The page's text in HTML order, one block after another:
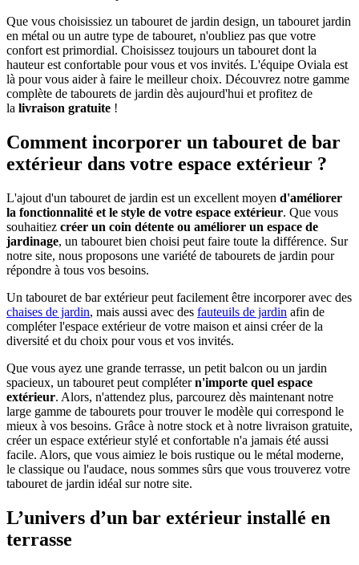
Que vous choisissiez un tabouret de jardin design, un tabouret jardin
en métal ou un autre type de tabouret, n'oubliez pas que votre
confort est primordial. Choisissez toujours un tabouret dont la
hauteur est confortable pour vous et vos invités. L'équipe Oviala est
là pour vous aider à faire le meilleur choix. Découvrez notre gamme
complète de tabourets de jardin dès aujourd'hui et profitez de
la livraison gratuite !
Comment incorporer un tabouret de bar
extérieur dans votre espace extérieur ?
L'ajout d'un tabouret de jardin est un excellent moyen d'améliorer
la fonctionnalité et le style de votre espace extérieur. Que vous
souhaitiez créer un coin détente ou améliorer un espace de
jardinage, un tabouret bien choisi peut faire toute la différence. Sur
notre site, nous proposons une variété de tabourets de jardin pour
répondre à tous vos besoins.
Un tabouret de bar extérieur peut facilement être incorporer avec des
chaises de jardin, mais aussi avec des fauteuils de jardin afin de
compléter l'espace extérieur de votre maison et ainsi créer de la
diversité et du choix pour vous et vos invités.
Que vous ayez une grande terrasse, un petit balcon ou un jardin
spacieux, un tabouret peut complétern'importe quel espace
extérieur. Alors, n'attendez plus, parcourez dès maintenant notre
large gamme de tabourets pour trouver le modèle qui correspond le
mieux à vos besoins. Grâce à notre stock et à notre livraison gratuite,
créer un espace extérieur stylé et confortable n'a jamais été aussi
facile. Alors, que vous aimiez le bois rustique ou le métal moderne,
le classique ou l'audace, nous sommes sûrs que vous trouverez votre
tabouret de jardin idéal sur notre site.
L’univers d’un bar extérieur installé en
terrasse